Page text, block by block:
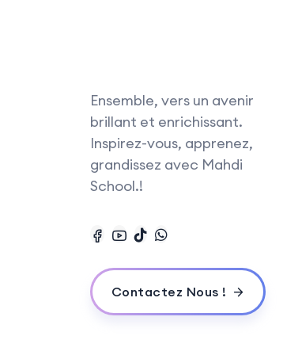
Ensemble, vers un avenir
brillant et enrichissant.
Inspirez-vous, apprenez,
grandissez avec Mahdi
School.!
Contactez Nous !